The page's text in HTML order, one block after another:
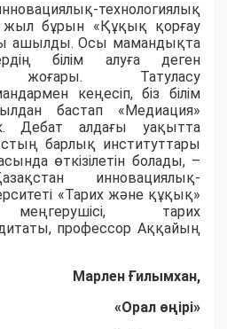
технологиялық
жыл бұрын «Құқық қорғау
ашылды. Осы мамандықта
білім алуға деген
жоғары. Татуласу
кеңесіп, біз білім
бастап «Медиация»
Дебат алдағы уақытта
барлық институттары
өткізілетін болады, –
инновациялық-
«Тарих және құқық»
тарих
профессор Аққайың
Марлен Ғилымхан,
«Орал өңірі»